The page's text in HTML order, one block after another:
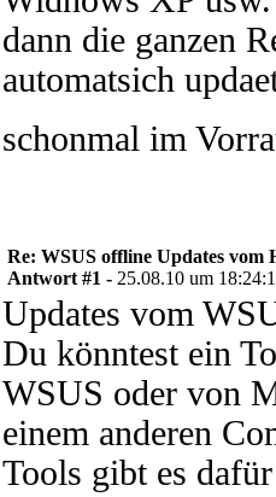
dann die ganzen
automatsich
schonmal im
Re: WSUS offline Updates vom
Antwort #1 - 25.08.10 um
Updates vom
Du könntest ein
WSUS oder von
einem anderen
Tools gibt es